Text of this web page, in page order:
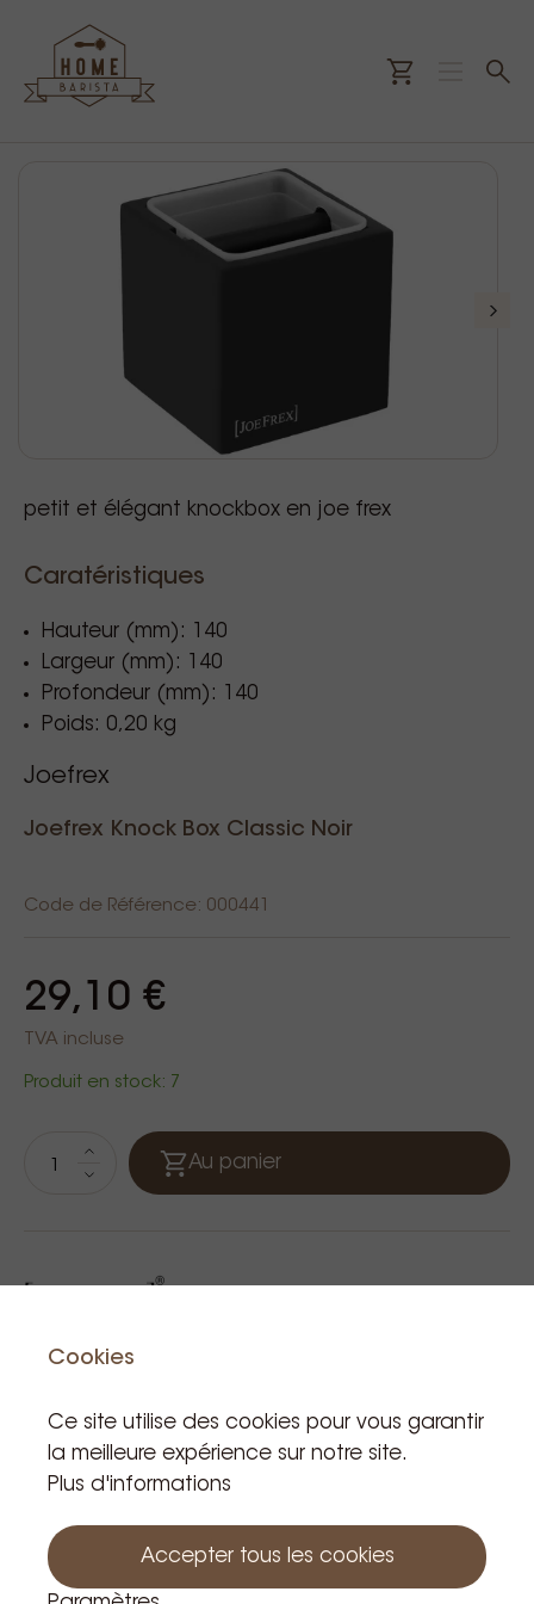
petit et élégant knockbox en joe frex
Caratéristiques
Hauteur (mm): 140
Largeur (mm): 140
Profondeur (mm): 140
Poids: 0,20 kg
Joefrex
Joefrex Knock Box Classic Noir
Code de Référence: 000441
29,10 €
TVA incluse
Produit en stock: 7
Au panier
Produits apparentés
Cookies
Ce site utilise des cookies pour vous garantir
la meilleure expérience sur notre site.
Plus d'informations
Accepter tous les cookies